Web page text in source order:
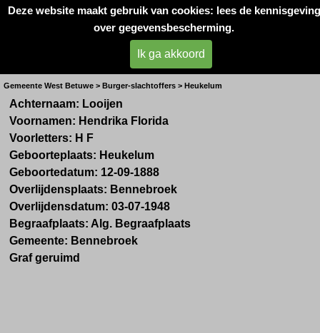
Deze website maakt gebruik van cookies: lees de kennisgeving
over gegevensbescherming.
Ik ga akkoord
Oorlogsslachtoffers
West- Betuwe
Mevr. H.F. Kettenis-Looijen
Gemeente West Betuwe > Burger-slachtoffers > Heukelum
Achternaam: Looijen
Voornamen: Hendrika Florida
Voorletters: H F
Geboorteplaats: Heukelum
Geboortedatum: 12-09-1888
Overlijdensplaats: Bennebroek
Overlijdensdatum: 03-07-1948
Begraafplaats: Alg. Begraafplaats
Gemeente: Bennebroek
Graf geruimd